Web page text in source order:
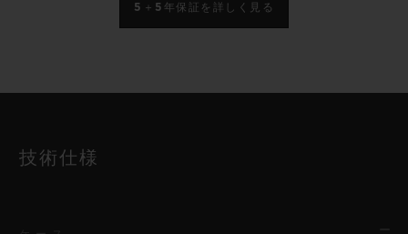
5＋5年保証を詳しく見る
技術仕様